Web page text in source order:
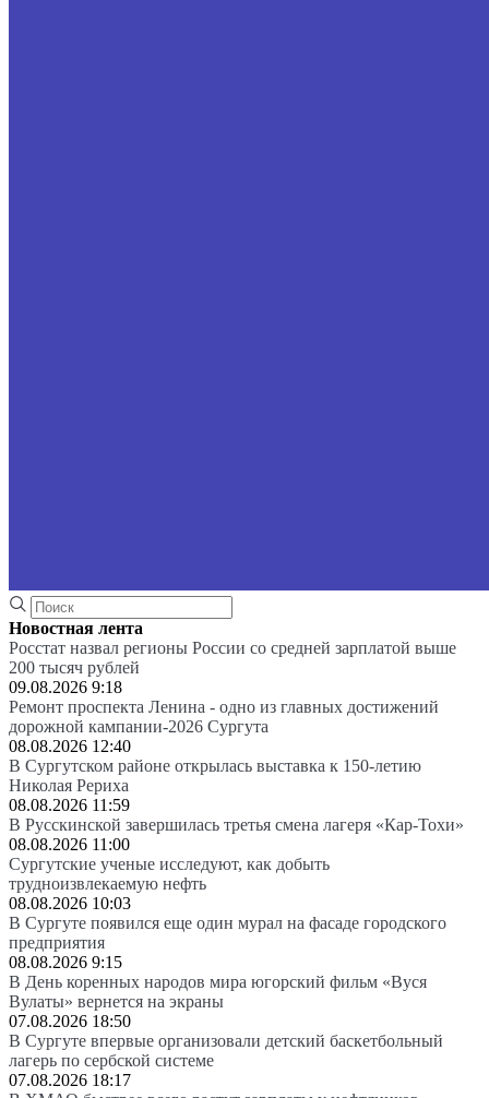
Новостная лента
Росстат назвал регионы России со средней зарплатой выше
200 тысяч рублей
09.08.2026 9:18
Ремонт проспекта Ленина - одно из главных достижений
дорожной кампании-2026 Сургута
08.08.2026 12:40
В Сургутском районе открылась выставка к 150-летию
Николая Рериха
08.08.2026 11:59
В Русскинской завершилась третья смена лагеря «Кар-Тохи»
08.08.2026 11:00
Сургутские ученые исследуют, как добыть
трудноизвлекаемую нефть
08.08.2026 10:03
В Сургуте появился еще один мурал на фасаде городского
предприятия
08.08.2026 9:15
В День коренных народов мира югорский фильм «Вуся
Вулаты» вернется на экраны
07.08.2026 18:50
В Сургуте впервые организовали детский баскетбольный
лагерь по сербской системе
07.08.2026 18:17